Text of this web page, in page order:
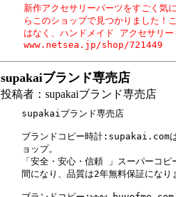
新作アクセサリーパーツをすごく気
らこのショップで見つかりました！
はなく、ハンドメイド アクセサリ
www.netsea.jp/shop/721449
supakaiブランド専売店
投稿者：supakaiブランド専売店
supakaiブランド専売店
ブランドコピー時計:supakai.com
ョップ。
「安全・安心・信頼 」スーパーコ
間になり、品質は2年無料保証になり